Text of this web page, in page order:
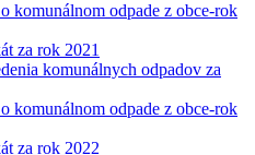
komunálnom odpade z obce-rok
za rok 2021
komunálnych odpadov za
komunálnom odpade z obce-rok
za rok 2022